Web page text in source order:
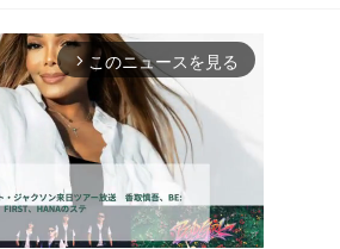
arrow_forward_ios このニュースを見る